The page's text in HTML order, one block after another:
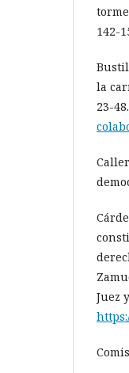
142-
la
23-48.
Juez